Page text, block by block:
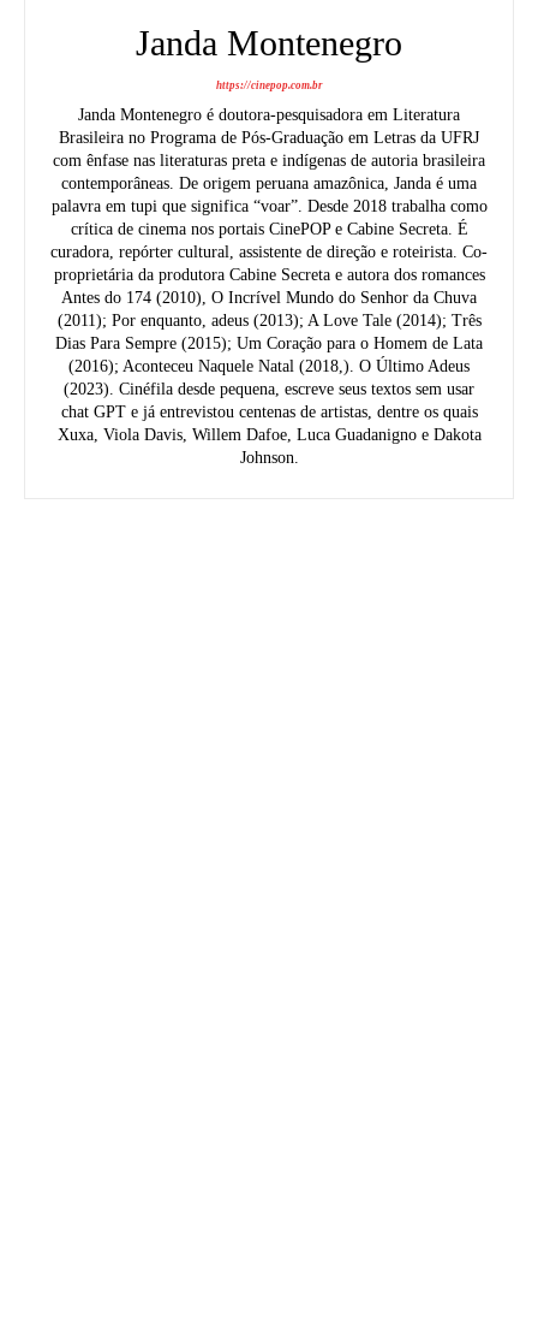
Janda Montenegro
https://cinepop.com.br
Janda Montenegro é doutora-pesquisadora em Literatura
Brasileira no Programa de Pós-Graduação em Letras da UFRJ
com ênfase nas literaturas preta e indígenas de autoria brasileira
contemporâneas. De origem peruana amazônica, Janda é uma
palavra em tupi que significa “voar”. Desde 2018 trabalha como
crítica de cinema nos portais CinePOP e Cabine Secreta. É
curadora, repórter cultural, assistente de direção e roteirista. Co-
proprietária da produtora Cabine Secreta e autora dos romances
Antes do 174 (2010), O Incrível Mundo do Senhor da Chuva
(2011); Por enquanto, adeus (2013); A Love Tale (2014); Três
Dias Para Sempre (2015); Um Coração para o Homem de Lata
(2016); Aconteceu Naquele Natal (2018,). O Último Adeus
(2023). Cinéfila desde pequena, escreve seus textos sem usar
chat GPT e já entrevistou centenas de artistas, dentre os quais
Xuxa, Viola Davis, Willem Dafoe, Luca Guadanigno e Dakota
Johnson.